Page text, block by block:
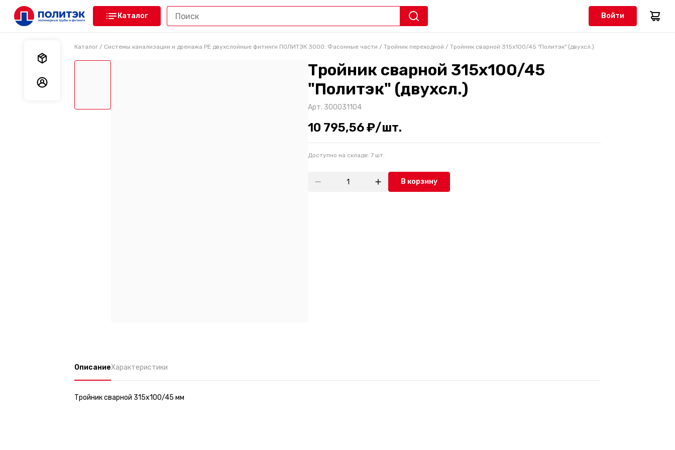
Каталог Войти
Каталог / Системы канализации и дренажа PE двухслойные фитинги ПОЛИТЭК 3000: Фасонные части / Тройник переходной / Тройник сварной 315х100/45 "Политэк" (двухсл.)
Тройник сварной 315х100/45
"Политэк" (двухсл.)
Арт. 300031104
10 795,56 ₽/шт.
Доступно на складе: 7 шт.
В корзину
ОписаниеХарактеристики
Тройник сварной 315х100/45 мм